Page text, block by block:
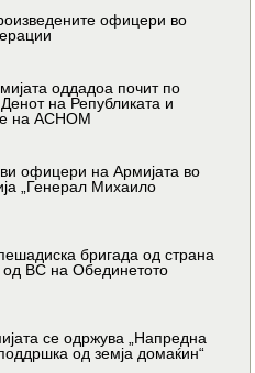
офицери во
оддадоа почит по
на Републиката и
на АСНОМ
офицери на Армијата во
„Генерал Михаило
бригада од страна
од ВС на Обединетото
се одржува „Напредна
од земја домаќин“